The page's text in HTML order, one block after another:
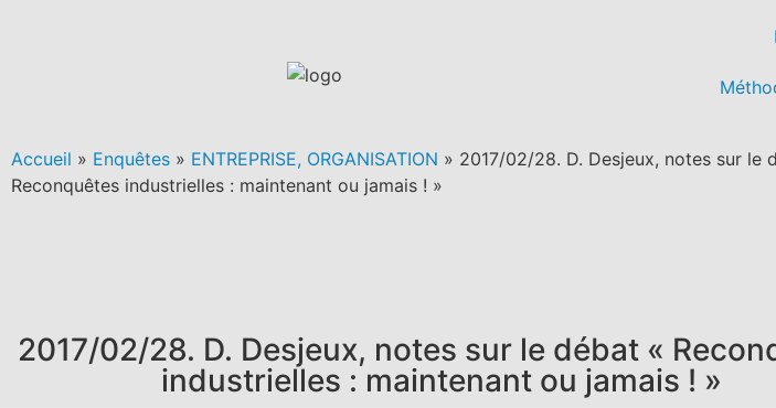
Accueil » Enquêtes » ENTREPRISE, ORGANISATION » 2017/02/28. D. Desjeux, notes sur le
Reconquêtes industrielles : maintenant ou jamais ! »
2017/02/28. D. Desjeux, notes sur le débat «
industrielles : maintenant ou jamais ! »